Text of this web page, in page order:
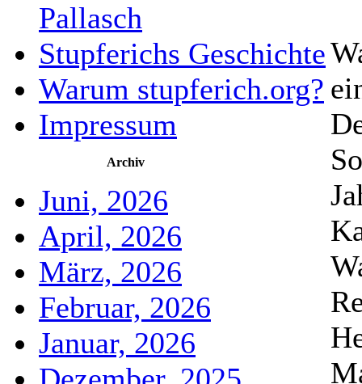
Pallasch
Stupferichs Geschichte
Warum stupferich.org?
Impressum
Archiv
Juni, 2026
April, 2026
März, 2026
Februar, 2026
Januar, 2026